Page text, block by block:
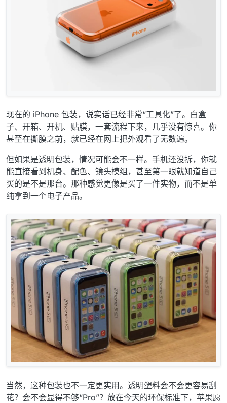
现在的 iPhone 包装，说实话已经非常“工具化”了。白盒
子、开箱、开机、贴膜，一套流程下来，几乎没有惊喜。你
甚至在撕膜之前，就已经在网上把外观看了无数遍。
但如果是透明包装，情况可能会不一样。手机还没拆，你就
能直接看到机身、配色、镜头模组，甚至第一眼就知道自己
买的是不是那台。那种感觉更像是买了一件实物，而不是单
纯拿到一个电子产品。
当然，这种包装也不一定更实用。透明塑料会不会更容易刮
花？会不会显得不够“Pro”？放在今天的环保标准下，苹果愿